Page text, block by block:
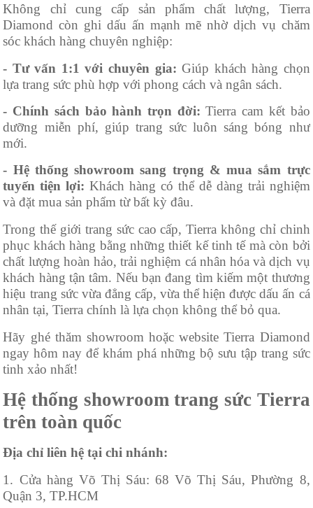
Không chỉ cung cấp sản phẩm chất lượng, Tierra
Diamond còn ghi dấu ấn mạnh mẽ nhờ dịch vụ chăm
sóc khách hàng chuyên nghiệp:
- Tư vấn 1:1 với chuyên gia: Giúp khách hàng chọn
lựa trang sức phù hợp với phong cách và ngân sách.
- Chính sách bảo hành trọn đời: Tierra cam kết bảo
dưỡng miễn phí, giúp trang sức luôn sáng bóng như
mới.
- Hệ thống showroom sang trọng & mua sắm trực
tuyến tiện lợi: Khách hàng có thể dễ dàng trải nghiệm
và đặt mua sản phẩm từ bất kỳ đâu.
Trong thế giới trang sức cao cấp, Tierra không chỉ chinh
phục khách hàng bằng những thiết kế tinh tế mà còn bởi
chất lượng hoàn hảo, trải nghiệm cá nhân hóa và dịch vụ
khách hàng tận tâm. Nếu bạn đang tìm kiếm một thương
hiệu trang sức vừa đẳng cấp, vừa thể hiện được dấu ấn cá
nhân tại, Tierra chính là lựa chọn không thể bỏ qua.
Hãy ghé thăm showroom hoặc website Tierra Diamond
ngay hôm nay để khám phá những bộ sưu tập trang sức
tinh xảo nhất!
Hệ thống showroom trang sức Tierra
trên toàn quốc
Địa chỉ liên hệ tại chi nhánh:
1. Cửa hàng Võ Thị Sáu: 68 Võ Thị Sáu, Phường 8,
Quận 3, TP.HCM